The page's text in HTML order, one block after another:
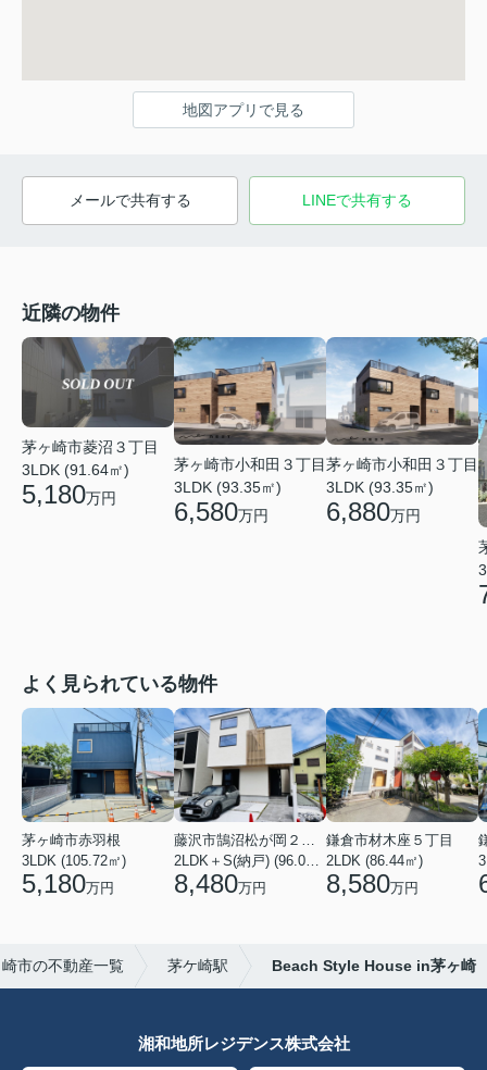
地図アプリで見る
メールで共有する LINEで共有する
近隣の物件
茅ヶ崎市菱沼３丁目
3LDK (91.64㎡)
5,180万円
茅ヶ崎市小和田３丁目
3LDK (93.35㎡)
6,580万円
茅ヶ崎市小和田３丁目
3LDK (93.35㎡)
6,880万円
よく見られている物件
茅ヶ崎市赤羽根
3LDK (105.72㎡)
5,180万円
藤沢市鵠沼松が岡２丁目
2LDK＋S(納戸) (96.05㎡)
8,480万円
鎌倉市材木座５丁目
2LDK (86.44㎡)
8,580万円
市の不動産一覧 茅ケ崎駅 Beach Style House in茅ヶ崎
湘和地所レジデンス株式会社